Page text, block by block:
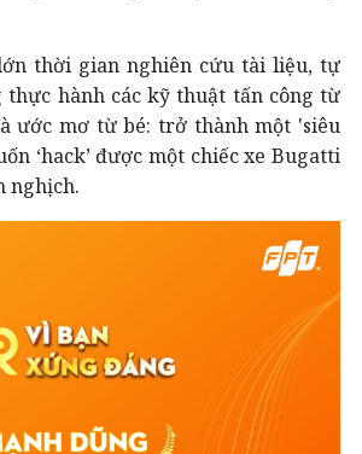
thời gian nghiên cứu tài liệu, tự
hành các kỹ thuật tấn công từ
ước mơ từ bé: trở thành một 'siêu
‘hack’ được một chiếc xe Bugatti
nghịch.